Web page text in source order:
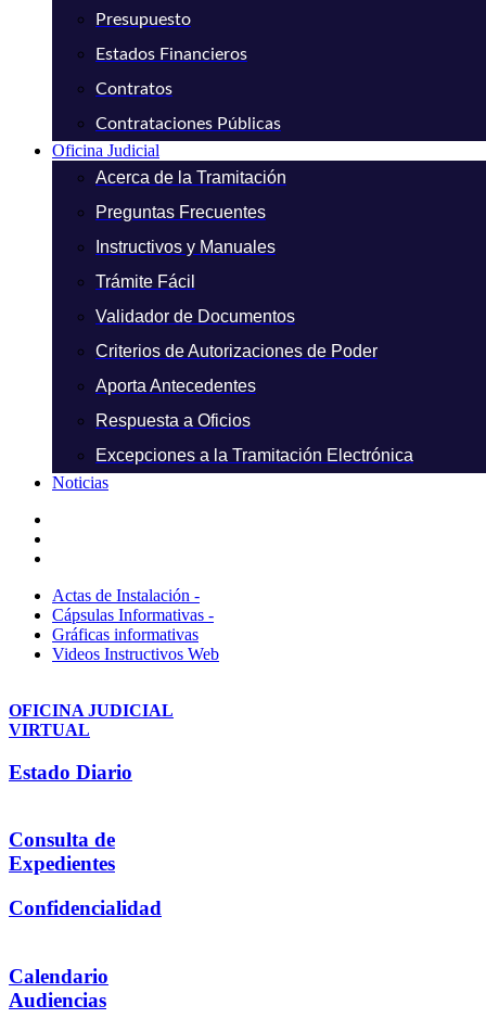
Presupuesto
Estados Financieros
Contratos
Contrataciones Públicas
Oficina Judicial
Acerca de la Tramitación
Preguntas Frecuentes
Instructivos y Manuales
Trámite Fácil
Validador de Documentos
Criterios de Autorizaciones de Poder
Aporta Antecedentes
Respuesta a Oficios
Excepciones a la Tramitación Electrónica
Noticias
Actas de Instalación -
Cápsulas Informativas -
Gráficas informativas
Videos Instructivos Web
OFICINA JUDICIAL
VIRTUAL
Estado Diario
Consulta de
Expedientes
Confidencialidad
Calendario
Audiencias